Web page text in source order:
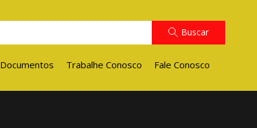
Buscar
Documentos Trabalhe Conosco Fale Conosco